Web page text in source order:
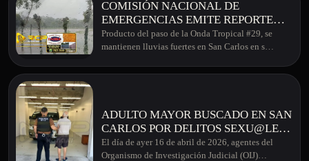
COMISIÓN NACIONAL DE
EMERGENCIAS EMITE REPORTE
SOBRE AFECTACIONES EN LA
ZONA TRAS PASO DE ONDA
Producto del paso de la Onda Tropical #29, se
mantienen lluvias fuertes en San Carlos en s…
ADULTO MAYOR BUSCADO EN SAN
CARLOS POR DELITOS SEXU@LES,
FUE DETNIDO EN PUNTARENAS
El día de ayer 16 de abril de 2026, agentes del
Organismo de Investigación Judicial (OIJ)…